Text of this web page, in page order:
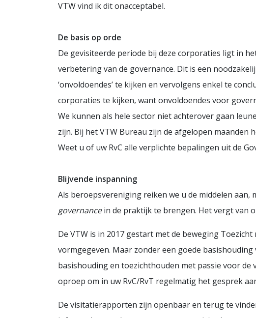
VTW vind ik dit onacceptabel.
De basis op orde
De gevisiteerde periode bij deze corporaties ligt in
verbetering van de governance. Dit is een
‘onvoldoendes’ te kijken en vervolgens enkel te
corporaties te kijken, want onvoldoendes voor
We kunnen als hele sector niet achterover gaan
zijn. Bij het VTW Bureau zijn de afgelopen
Weet u of uw RvC alle verplichte bepalingen uit de
Blijvende inspanning
Als beroepsvereniging reiken we u de middelen aan,
governancein de praktijk te brengen. Het vergt van
De VTW is in 2017 gestart met de beweging
vormgegeven. Maar zonder een goede
basishouding en toezichthouden met passie voor
oproep om in uw RvC/RvT regelmatig het gesprek
De visitatierapporten zijn openbaar en terug te